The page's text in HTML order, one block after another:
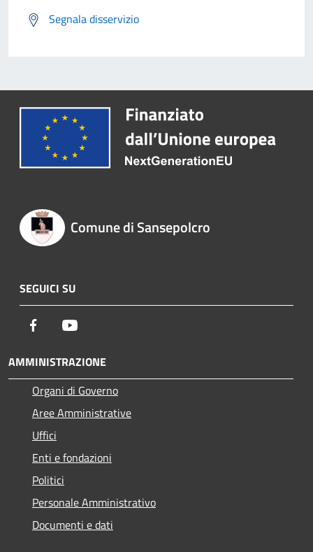
Segnala disservizio
Comune di Sansepolcro
SEGUICI SU
Facebook
AMMINISTRAZIONE
Organi di Governo
Aree Amministrative
Uffici
Enti e fondazioni
Politici
Personale Amministrativo
Documenti e dati